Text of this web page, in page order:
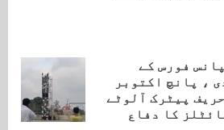
فورس کے
، پانچ اکتوبر
پیٹرک آلوٹے
کا دفاع